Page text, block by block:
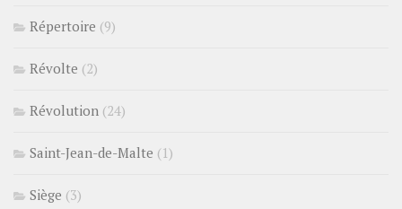
Répertoire (9)
Révolte (2)
Révolution (24)
Saint-Jean-de-Malte (1)
Siège (3)